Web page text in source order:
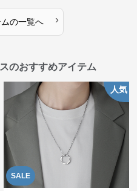
の一覧へ ›
のおすすめアイテム
SALE
人気